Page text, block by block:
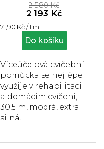
produktu
5,0
2 580 Kč
2 193 Kč
Měrná
71,90 Kč / 1 m
Do košíku
Víceúčelová cvičební
pomůcka se nejlépe
využije v rehabilitaci
a domácím cvičení,
30,5 m, modrá, extra
silná.